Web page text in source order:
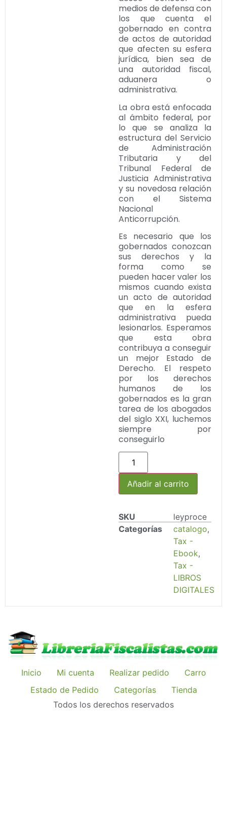
medios de defensa con
los que cuenta el
gobernado en contra
de actos de autoridad
que afecten su esfera
jurídica, bien sea de
una autoridad fiscal,
aduanera o
administrativa.
La obra está enfocada
al ámbito federal, por
lo que se analiza la
estructura del Servicio
de Administración
Tributaria y del
Tribunal Federal de
Justicia Administrativa
y su novedosa relación
con el Sistema
Nacional
Anticorrupción.
Es necesario que los
gobernados conozcan
sus derechos y la
forma como se
pueden hacer valer los
mismos cuando exista
un acto de autoridad
que en la esfera
administrativa pueda
lesionarlos. Esperamos
que esta obra
contribuya a conseguir
un mejor Estado de
Derecho. El respeto
por los derechos
humanos de los
gobernados es la gran
tarea de los abogados
del siglo XXI, luchemos
siempre por
conseguirlo
Añadir al carrito
SKU
leyproce
Categorías
catalogo,
Tax -
Ebook,
Tax -
LIBROS
DIGITALES
Inicio Mi cuenta Realizar pedido
Carro
Estado de Pedido
Categorías
Tienda
Todos los derechos reservados